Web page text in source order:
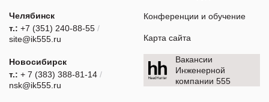
Челябинск
т.: +7 (351) 240-88-55 /
site@ik555.ru
Новосибирск
т.: + 7 (383) 388-81-14 /
nsk@ik555.ru
Конференции и обучение
Карта сайта
Вакансии
Инженерной
компании 555